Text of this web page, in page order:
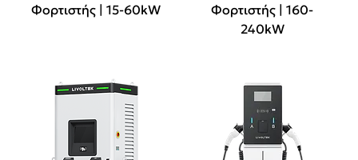
Φορτιστής | 15-60kW
Φορτιστής | 160-
240kW